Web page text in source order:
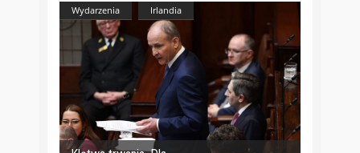
Wydarzenia Irlandia